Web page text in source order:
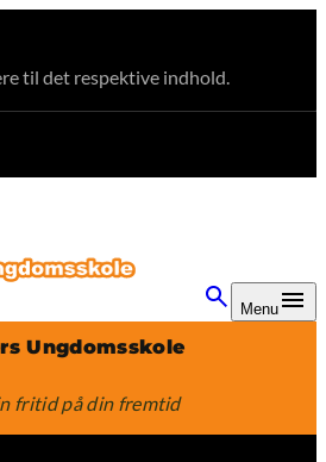
til det respektive indhold.
Menu
Ungdomsskole
fritid på din fremtid